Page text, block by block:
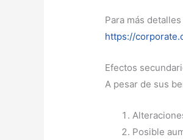
Para más
https://
Efectos
A pesar de sus
Posible